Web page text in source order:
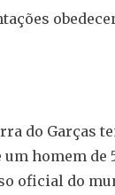
do Garças
homem de
oficial do